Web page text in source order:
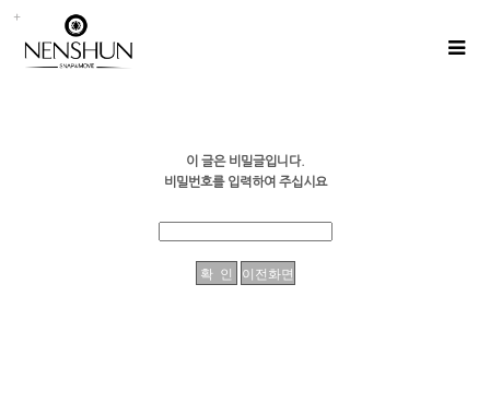
이 글은 비밀글입니다.
비밀번호를 입력하여 주십시요